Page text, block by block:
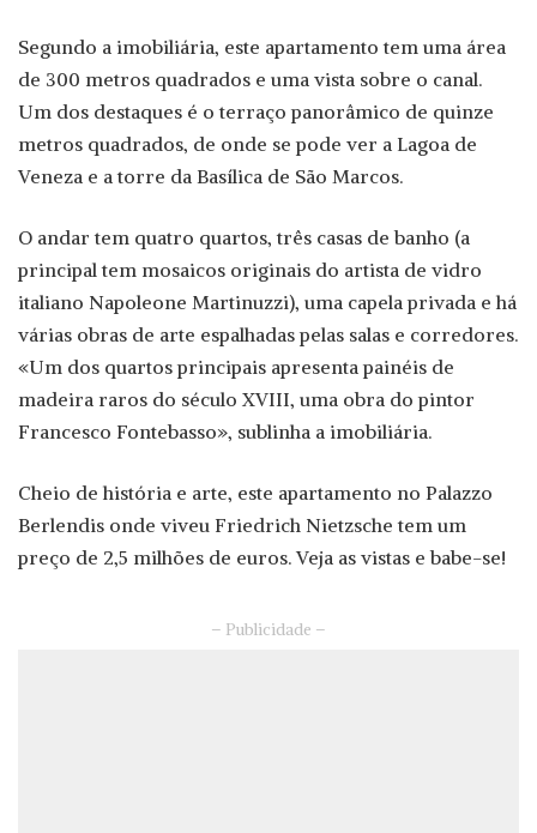
Segundo a imobiliária, este apartamento tem uma área
de 300 metros quadrados e uma vista sobre o canal.
Um dos destaques é o terraço panorâmico de quinze
metros quadrados, de onde se pode ver a Lagoa de
Veneza e a torre da Basílica de São Marcos.
O andar tem quatro quartos, três casas de banho (a
principal tem mosaicos originais do artista de vidro
italiano Napoleone Martinuzzi), uma capela privada e há
várias obras de arte espalhadas pelas salas e corredores.
«Um dos quartos principais apresenta painéis de
madeira raros do século XVIII, uma obra do pintor
Francesco Fontebasso», sublinha a imobiliária.
Cheio de história e arte, este apartamento no Palazzo
Berlendis onde viveu Friedrich Nietzsche tem um
preço de 2,5 milhões de euros. Veja as vistas e babe-se!
– Publicidade –